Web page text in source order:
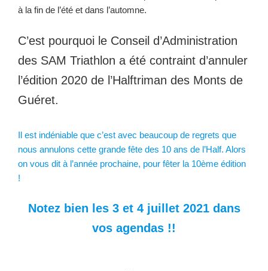
à la fin de l’été et dans l’automne.
C’est pourquoi le Conseil d’Administration
des SAM Triathlon a été contraint d’annuler
l’édition 2020 de l’Halftriman des Monts de
Guéret.
Il est indéniable que c’est avec beaucoup de regrets que
nous annulons cette grande fête des 10 ans de l’Half. Alors
on vous dit à l’année prochaine, pour fêter la 10ème édition
!
Notez bien les 3 et 4 juillet 2021 dans
vos agendas !!